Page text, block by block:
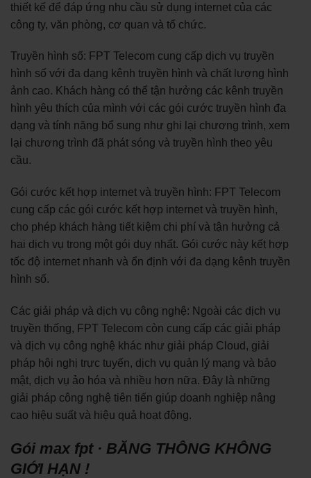
thiết kế để đáp ứng nhu cầu sử dụng internet của các
công ty, văn phòng, cơ quan và tổ chức.
Truyền hình số: FPT Telecom cung cấp dịch vụ truyền
hình số với đa dạng kênh truyền hình và chất lượng hình
ảnh cao. Khách hàng có thể tận hưởng các kênh truyền
hình yêu thích của mình với các gói cước truyền hình đa
dạng và tính năng bổ sung như ghi lại chương trình, xem
lại chương trình đã phát sóng và truyền hình theo yêu
cầu.
Gói cước kết hợp internet và truyền hình: FPT Telecom
cung cấp các gói cước kết hợp internet và truyền hình,
cho phép khách hàng tiết kiệm chi phí và tận hưởng cả
hai dịch vụ trong một gói duy nhất. Gói cước này kết hợp
tốc độ internet nhanh và ổn định với đa dạng kênh truyền
hình số.
Các giải pháp và dịch vụ công nghệ: Ngoài các dịch vụ
truyền thống, FPT Telecom còn cung cấp các giải pháp
và dịch vụ công nghệ khác như giải pháp Cloud, giải
pháp hội nghị trực tuyến, dịch vụ quản lý mạng và bảo
mật, dịch vụ ảo hóa và nhiều hơn nữa. Đây là những
giải pháp công nghệ tiên tiến giúp doanh nghiệp nâng
cao hiệu suất và hiệu quả hoạt động.
Gói max fpt · BĂNG THÔNG KHÔNG
GIỚI HẠN !